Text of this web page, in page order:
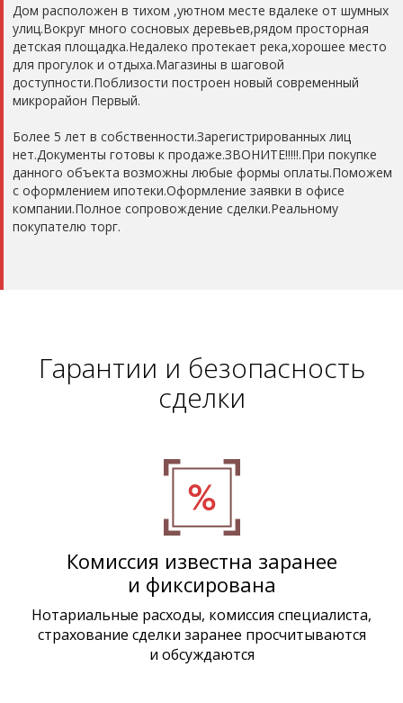
Дом расположен в тихом ,уютном месте вдалеке от шумных
улиц.Вокруг много сосновых деревьев,рядом просторная
детская площадка.Недалеко протекает река,хорошее место
для прогулок и отдыха.Магазины в шаговой
доступности.Поблизости построен новый современный
микрорайон Первый.
Более 5 лет в собственности.Зарегистрированных лиц
нет.Документы готовы к продаже.ЗВОНИТЕ!!!!!.При покупке
данного объекта возможны любые формы оплаты.Поможем
с оформлением ипотеки.Оформление заявки в офисе
компании.Полное сопровождение сделки.Реальному
покупателю торг.
Гарантии и безопасность
сделки
Комиссия известна заранее
и фиксирована
Нотариальные расходы, комиссия специалиста,
страхование сделки заранее просчитываются
и обсуждаются